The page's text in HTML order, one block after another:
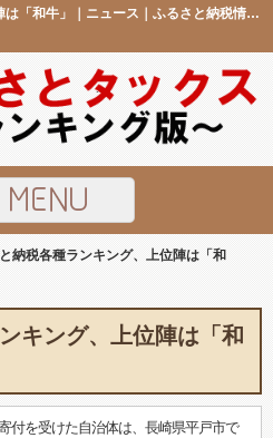
ふるさと納税各種ランキング、上位陣は「和牛」｜ニュース｜ふるさと納税情報のことなら「ふるさとタックス ランキング版」
納税各種ランキング、上位陣は「和
キング、上位陣は「和
付を受けた自治体は、長崎県平戸市で